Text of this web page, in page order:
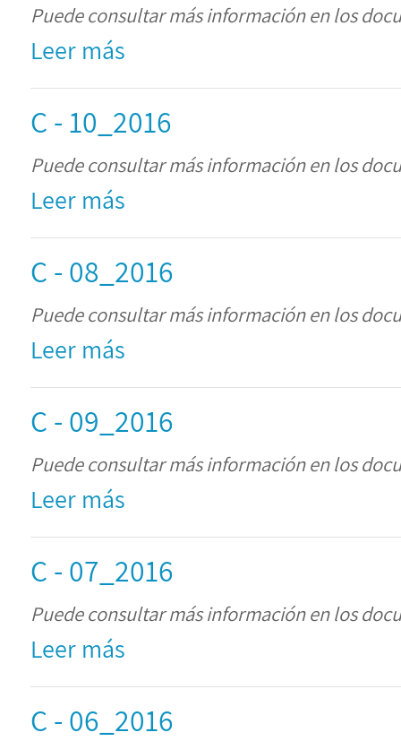
Puede consultar más información en los
Leer más
C - 10_2016
Puede consultar más información en los
Leer más
C - 08_2016
Puede consultar más información en los
Leer más
C - 09_2016
Puede consultar más información en los
Leer más
C - 07_2016
Puede consultar más información en los
Leer más
C - 06_2016